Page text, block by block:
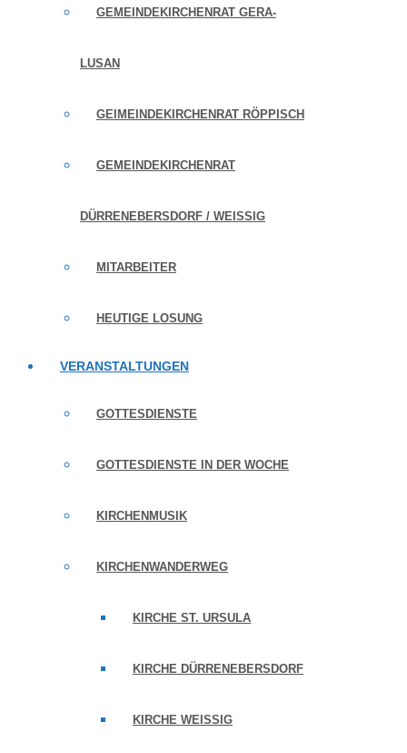
GEMEINDEKIRCHENRAT GERA-
LUSAN
GEIMEINDEKIRCHENRAT RÖPPISCH
GEMEINDEKIRCHENRAT
DÜRRENEBERSDORF / WEISSIG
MITARBEITER
HEUTIGE LOSUNG
VERANSTALTUNGEN
GOTTESDIENSTE
GOTTESDIENSTE IN DER WOCHE
KIRCHENMUSIK
KIRCHENWANDERWEG
KIRCHE ST. URSULA
KIRCHE DÜRRENEBERSDORF
KIRCHE WEISSIG